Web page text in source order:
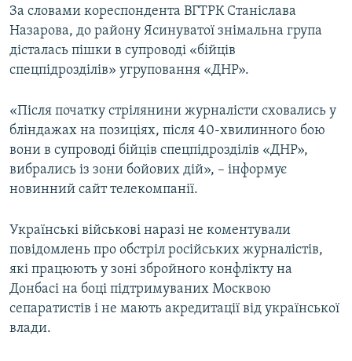
За словами кореспондента ВГТРК Станіслава
Назарова, до району Ясинуватої знімальна група
дісталась пішки в супроводі «бійців
спецпідрозділів» угруповання «ДНР».
«Після початку стрілянини журналісти сховались у
бліндажах на позиціях, після 40-хвилинного бою
вони в супроводі бійців спецпідрозділів «ДНР»,
вибрались із зони бойових дій», – інформує
новинний сайт телекомпанії.
Українські військові наразі не коментували
повідомлень про обстріл російських журналістів,
які працюють у зоні збройного конфлікту на
Донбасі на боці підтримуваних Москвою
сепаратистів і не мають акредитації від української
влади.